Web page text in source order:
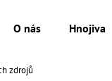
O nás Hnojiva
zdrojů